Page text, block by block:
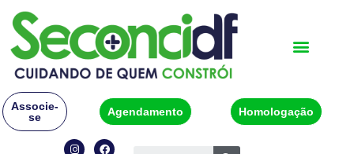
Associe-
se
Agendamento Homologação